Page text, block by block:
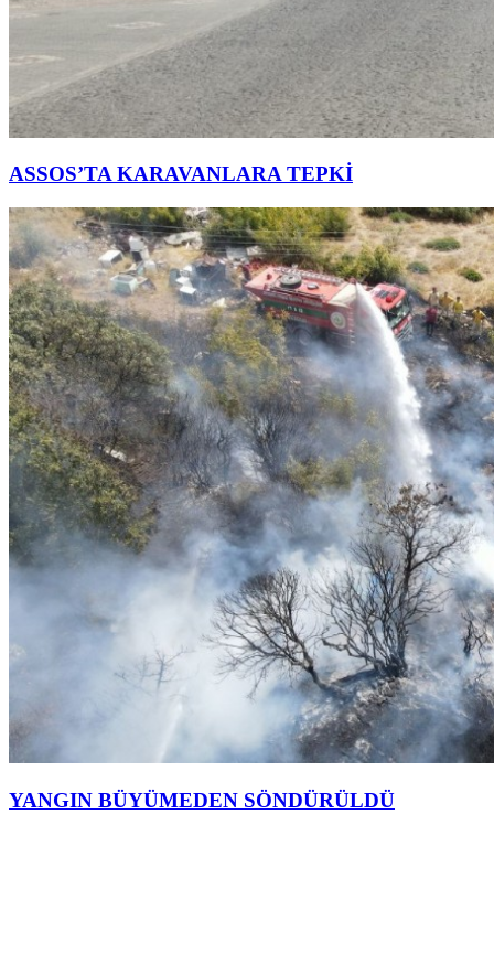
ASSOS’TA KARAVANLARA TEPKİ
YANGIN BÜYÜMEDEN SÖNDÜRÜLDÜ